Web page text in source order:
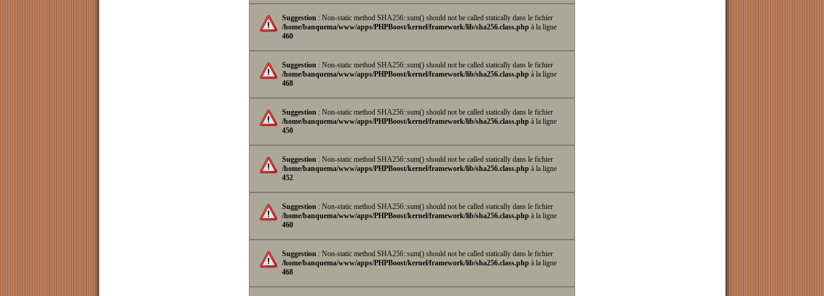
Suggestion : Non-static method SHA256::sum() should not be called statically dans le fichier
/home/banquema/www/apps/PHPBoost/kernel/framework/lib/sha256.class.php à la ligne
460
Suggestion : Non-static method SHA256::sum() should not be called statically dans le fichier
/home/banquema/www/apps/PHPBoost/kernel/framework/lib/sha256.class.php à la ligne
468
Suggestion : Non-static method SHA256::sum() should not be called statically dans le fichier
/home/banquema/www/apps/PHPBoost/kernel/framework/lib/sha256.class.php à la ligne
450
Suggestion : Non-static method SHA256::sum() should not be called statically dans le fichier
/home/banquema/www/apps/PHPBoost/kernel/framework/lib/sha256.class.php à la ligne
452
Suggestion : Non-static method SHA256::sum() should not be called statically dans le fichier
/home/banquema/www/apps/PHPBoost/kernel/framework/lib/sha256.class.php à la ligne
460
Suggestion : Non-static method SHA256::sum() should not be called statically dans le fichier
/home/banquema/www/apps/PHPBoost/kernel/framework/lib/sha256.class.php à la ligne
468